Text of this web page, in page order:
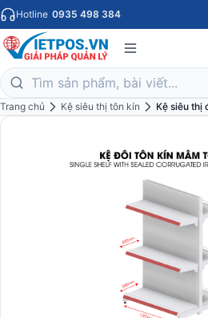
Hotline 0935 498 384
Trang chủ Kệ siêu thị tôn kín Kệ siêu thị